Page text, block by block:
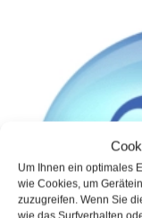
Um Ihnen ein optimales
wie Cookies, um
zuzugreifen. Wenn Sie